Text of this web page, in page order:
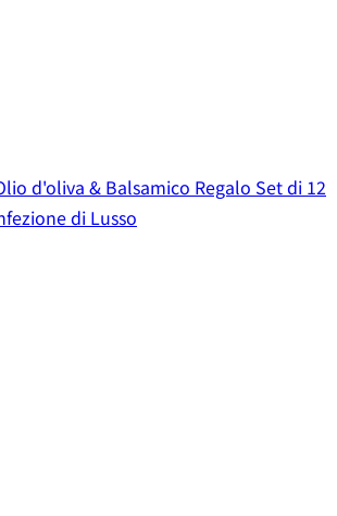
d'oliva & Balsamico Regalo Set di 12
di Lusso